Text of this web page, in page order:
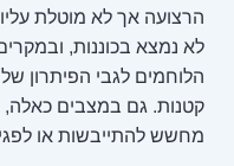
הרצועה אך לא מוטלת
לא נמצא בכוננות,
הלוחמים לגבי הפיתרון
קטנות. גם במצבים כאלה,
מחשש להתייבשות או